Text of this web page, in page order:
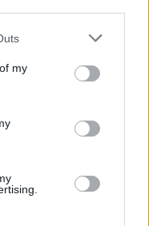
my
degli
questo è un